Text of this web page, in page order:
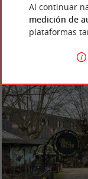
Al continuar
medición de
plataformas